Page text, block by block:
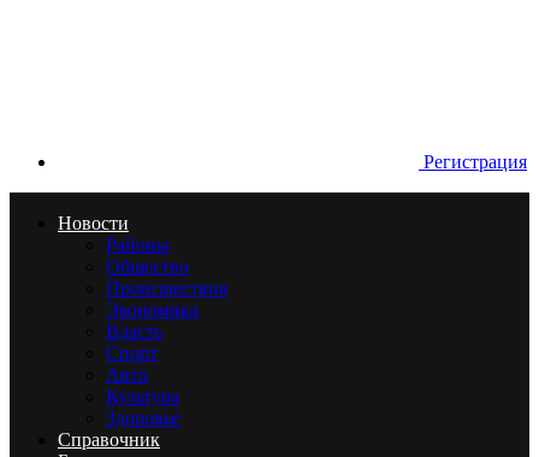
Регистрация
Новости
Районы
Общество
Происшествия
Экономика
Власть
Спорт
Авто
Культура
Здоровье
Справочник